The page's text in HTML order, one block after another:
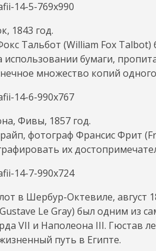
1843 год.
Тальбот (William Fox
использовании бумаги,
множество копий
Фивы, 1857 год.
фотограф Франсис Фрит
их
в Шербур-Октевиле, август
Le Gray) был одним из
VII и Наполеона III. Гюстав
путь в Египте.